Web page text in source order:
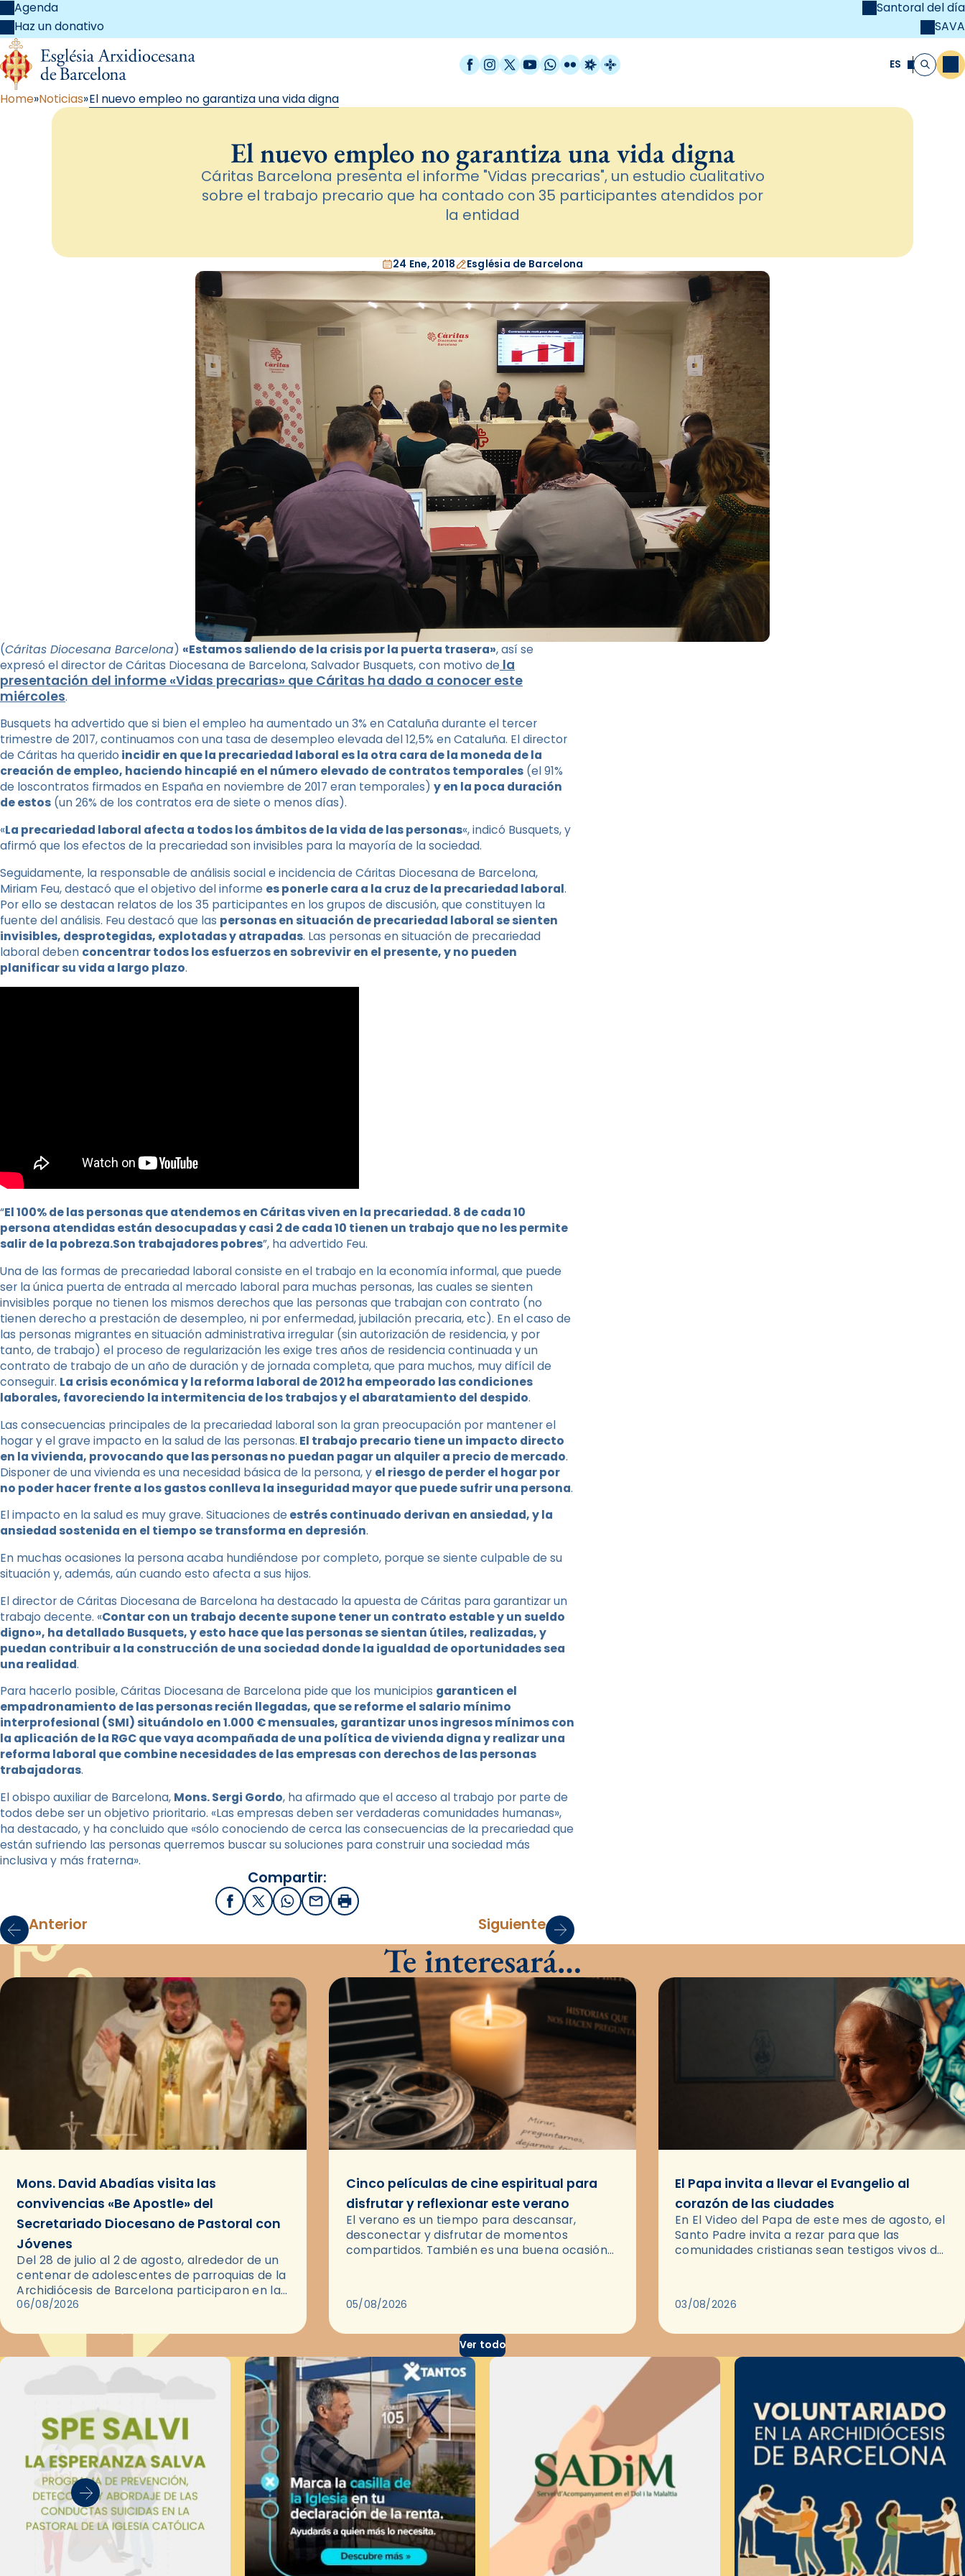
Agenda
Haz un donativo
Santoral del día
SAVA
Facebook
Instagram
X / Twitter
YouTube
WhatsApp
FlickrRadio Estel
Catalunya Cristiana ES Buscar
Home Noticias El nuevo empleo no garantiza una vida digna
El nuevo empleo no garantiza una vida digna
Cáritas Barcelona presenta el informe "Vidas precarias", un estudio cualitativo
sobre el trabajo precario que ha contado con 35 participantes atendidos por
la entidad
24 Ene, 2018 Església de Barcelona
(Cáritas Diocesana Barcelona) «Estamos saliendo de la crisis por la puerta trasera», así se
expresó el director de Cáritas Diocesana de Barcelona, Salvador Busquets, con motivo de la
presentación del informe «Vidas precarias» que Cáritas ha dado a conocer este
miércoles.
Busquets ha advertido que si bien el empleo ha aumentado un 3% en Cataluña durante el tercer
trimestre de 2017, continuamos con una tasa de desempleo elevada del 12,5% en Cataluña. El director
de Cáritas ha querido incidir en que la precariedad laboral es la otra cara de la moneda de la
creación de empleo, haciendo hincapié en el número elevado de contratos temporales (el 91%
de loscontratos firmados en España en noviembre de 2017 eran temporales) y en la poca duración
de estos (un 26% de los contratos era de siete o menos días).
«La precariedad laboral afecta a todos los ámbitos de la vida de las personas«, indicó Busquets, y
afirmó que los efectos de la precariedad son invisibles para la mayoría de la sociedad.
Seguidamente, la responsable de análisis social e incidencia de Cáritas Diocesana de Barcelona,
Miriam Feu, destacó que el objetivo del informe es ponerle cara a la cruz de la precariedad laboral.
Por ello se destacan relatos de los 35 participantes en los grupos de discusión, que constituyen la
fuente del análisis. Feu destacó que las personas en situación de precariedad laboral se sienten
invisibles, desprotegidas, explotadas y atrapadas. Las personas en situación de precariedad
laboral deben concentrar todos los esfuerzos en sobrevivir en el presente, y no pueden
planificar su vida a largo plazo.
“El 100% de las personas que atendemos en Cáritas viven en la precariedad. 8 de cada 10
persona atendidas están desocupadas y casi 2 de cada 10 tienen un trabajo que no les permite
salir de la pobreza.Son trabajadores pobres”, ha advertido Feu.
Una de las formas de precariedad laboral consiste en el trabajo en la economía informal, que puede
ser la única puerta de entrada al mercado laboral para muchas personas, las cuales se sienten
invisibles porque no tienen los mismos derechos que las personas que trabajan con contrato (no
tienen derecho a prestación de desempleo, ni por enfermedad, jubilación precaria, etc). En el caso de
las personas migrantes en situación administrativa irregular (sin autorización de residencia, y por
tanto, de trabajo) el proceso de regularización les exige tres años de residencia continuada y un
contrato de trabajo de un año de duración y de jornada completa, que para muchos, muy difícil de
conseguir. La crisis económica y la reforma laboral de 2012 ha empeorado las condiciones
laborales, favoreciendo la intermitencia de los trabajos y el abaratamiento del despido.
Las consecuencias principales de la precariedad laboral son la gran preocupación por mantener el
hogar y el grave impacto en la salud de las personas. El trabajo precario tiene un impacto directo
en la vivienda, provocando que las personas no puedan pagar un alquiler a precio de mercado.
Disponer de una vivienda es una necesidad básica de la persona, y el riesgo de perder el hogar por
no poder hacer frente a los gastos conlleva la inseguridad mayor que puede sufrir una persona.
El impacto en la salud es muy grave. Situaciones de estrés continuado derivan en ansiedad, y la
ansiedad sostenida en el tiempo se transforma en depresión.
En muchas ocasiones la persona acaba hundiéndose por completo, porque se siente culpable de su
situación y, además, aún cuando esto afecta a sus hijos.
El director de Cáritas Diocesana de Barcelona ha destacado la apuesta de Cáritas para garantizar un
trabajo decente. «Contar con un trabajo decente supone tener un contrato estable y un sueldo
digno», ha detallado Busquets, y esto hace que las personas se sientan útiles, realizadas, y
puedan contribuir a la construcción de una sociedad donde la igualdad de oportunidades sea
una realidad.
Para hacerlo posible, Cáritas Diocesana de Barcelona pide que los municipios garanticen el
empadronamiento de las personas recién llegadas, que se reforme el salario mínimo
interprofesional (SMI) situándolo en 1.000 € mensuales, garantizar unos ingresos mínimos con
la aplicación de la RGC que vaya acompañada de una política de vivienda digna y realizar una
reforma laboral que combine necesidades de las empresas con derechos de las personas
trabajadoras.
El obispo auxiliar de Barcelona, Mons. Sergi Gordo, ha afirmado que el acceso al trabajo por parte de
todos debe ser un objetivo prioritario. «Las empresas deben ser verdaderas comunidades humanas»,
ha destacado, y ha concluido que «sólo conociendo de cerca las consecuencias de la precariedad que
están sufriendo las personas querremos buscar su soluciones para construir una sociedad más
inclusiva y más fraterna».
Compartir:
FacebookX / Twitter
WhatsApp
EmailImprimir
Anterior Siguiente
Te interesará…
Mons. David Abadías visita las
convivencias «Be Apostle» del
Secretariado Diocesano de Pastoral con
Jóvenes
Del 28 de julio al 2 de agosto, alrededor de un
centenar de adolescentes de parroquias de la
Archidiócesis de Barcelona participaron en las
convivencias Be Apostle, organizadas por el
06/08/2026
Cinco películas de cine espiritual para
disfrutar y reflexionar este verano
El verano es un tiempo para descansar,
desconectar y disfrutar de momentos
compartidos. También es una buena ocasión
05/08/2026
El Papa invita a llevar el Evangelio al
corazón de las ciudades
En El Video del Papa de este mes de agosto, el
Santo Padre invita a rezar para que las
comunidades cristianas sean testigos vivos del
03/08/2026
Ver todo